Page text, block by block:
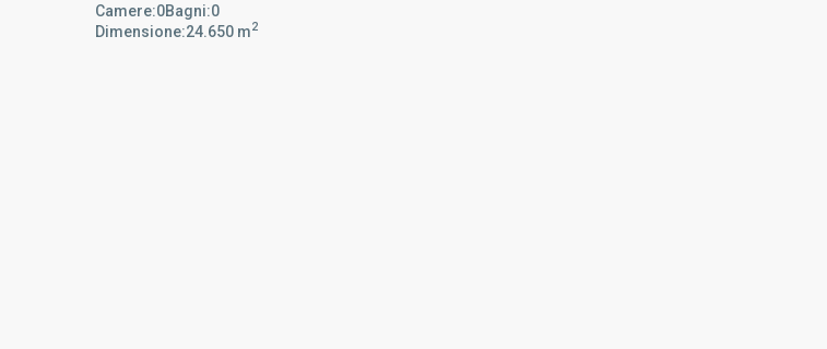
Camere:0Bagni:0
Dimensione:24.650 m2